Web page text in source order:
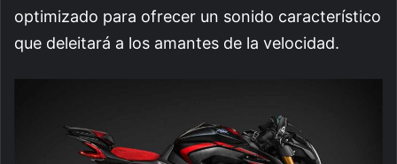
optimizado para ofrecer un sonido característico
que deleitará a los amantes de la velocidad.